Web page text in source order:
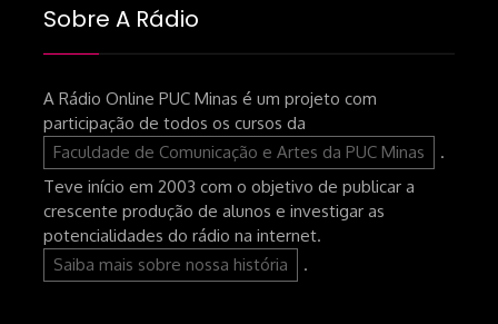
Sobre A Rádio
A Rádio Online PUC Minas é um projeto com
participação de todos os cursos da
Faculdade de Comunicação e Artes da PUC Minas
.
Teve início em 2003 com o objetivo de publicar a
crescente produção de alunos e investigar as
potencialidades do rádio na internet.
Saiba mais sobre nossa história
.